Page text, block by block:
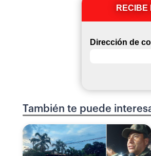
RECIBE
Dirección de
También te puede